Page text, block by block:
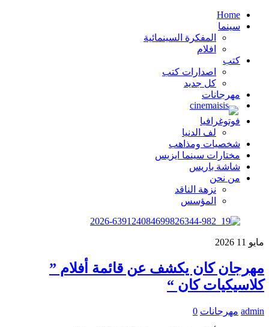
Home
سينما
المفكرة السينمائية
افلام
كتب
اصدارات كتب
كل جديد
مهرجانات
فوتوغرافيا
لف الدنيا
شخصيات ومذاهب
مختارات سينما ايزيس
شاشة باريس
من نحن
نزهة الناقد
المؤسس
مايو 11
2026
مهرجان كان يكشف عن قائمة أفلام ”
كلاسيكيات كان “
admin مهرجانات 0